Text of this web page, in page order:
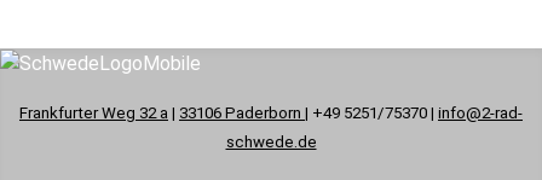
Frankfurter Weg 32 a | 33106 Paderborn | +49 5251/75370 | info@2-rad-
schwede.de